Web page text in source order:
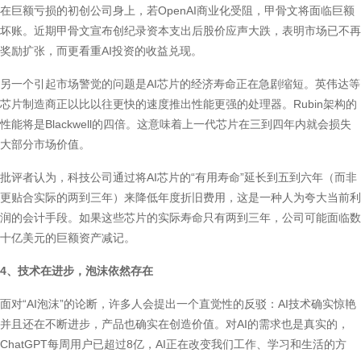
在巨额亏损的初创公司身上，若OpenAI商业化受阻，甲骨文将面临巨额
坏账。近期甲骨文宣布创纪录资本支出后股价应声大跌，表明市场已不再
奖励扩张，而更看重AI投资的收益兑现。
另一个引起市场警觉的问题是AI芯片的经济寿命正在急剧缩短。英伟达等
芯片制造商正以比以往更快的速度推出性能更强的处理器。Rubin架构的
性能将是Blackwell的四倍。这意味着上一代芯片在三到四年内就会损失
大部分市场价值。
批评者认为，科技公司通过将AI芯片的“有用寿命”延长到五到六年（而非
更贴合实际的两到三年）来降低年度折旧费用，这是一种人为夸大当前利
润的会计手段。如果这些芯片的实际寿命只有两到三年，公司可能面临数
十亿美元的巨额资产减记。
4、技术在进步，泡沫依然存在
面对“AI泡沫”的论断，许多人会提出一个直觉性的反驳：AI技术确实惊艳
并且还在不断进步，产品也确实在创造价值。对AI的需求也是真实的，
ChatGPT每周用户已超过8亿，AI正在改变我们工作、学习和生活的方